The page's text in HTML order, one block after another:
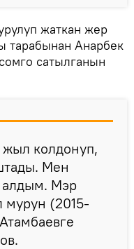
жаткан жер
тарабынан Анарбек
сатылганын
жыл колдонуп,
Мен
Мэр
мурун (2015-